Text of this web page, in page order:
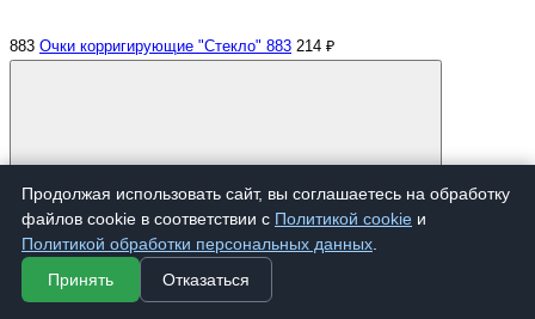
883 Очки корригирующие "Стекло" 883 214 ₽
Купить
Продолжая использовать сайт, вы соглашаетесь на обработку
файлов cookie в соответствии с Политикой cookie и
Политикой обработки персональных данных
Принять
Отказаться